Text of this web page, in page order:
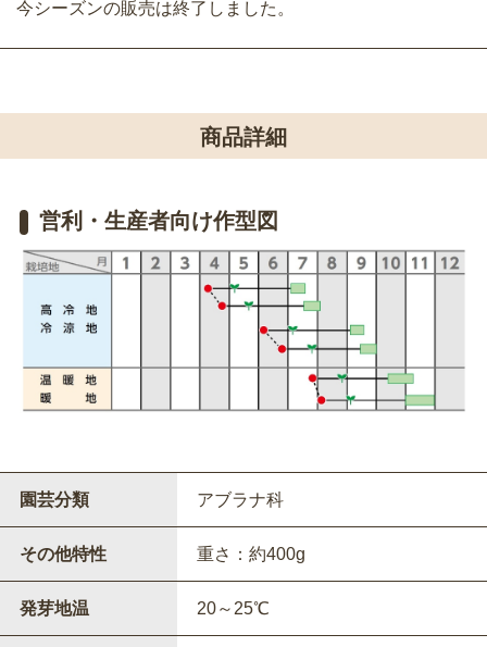
今シーズンの販売は終了しました。
商品詳細
営利・生産者向け作型図
園芸分類 アブラナ科
その他特性 重さ：約400g
発芽地温 20～25℃